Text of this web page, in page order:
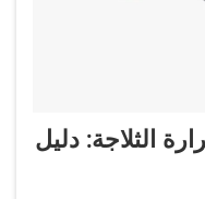
الثلاجة: دليل